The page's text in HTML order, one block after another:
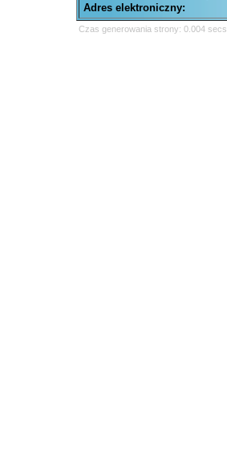
Adres elektroniczny:
Czas generowania strony: 0.004 secs.